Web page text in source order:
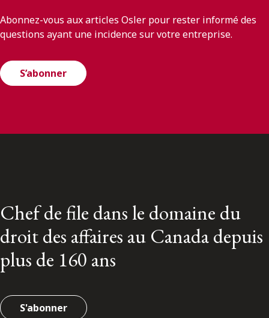
Abonnez-vous aux articles Osler pour rester informé des
questions ayant une incidence sur votre entreprise.
S’abonner
Chef de file dans le domaine du
droit des affaires au Canada depuis
plus de 160 ans
S'abonner